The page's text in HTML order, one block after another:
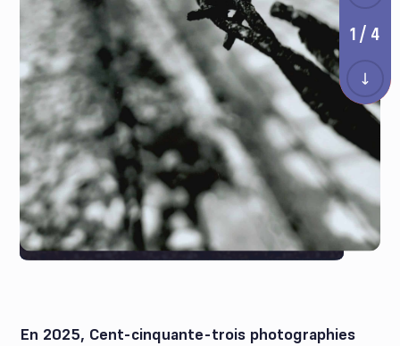
1 / 4
En 2025, Cent-cinquante-trois photographies